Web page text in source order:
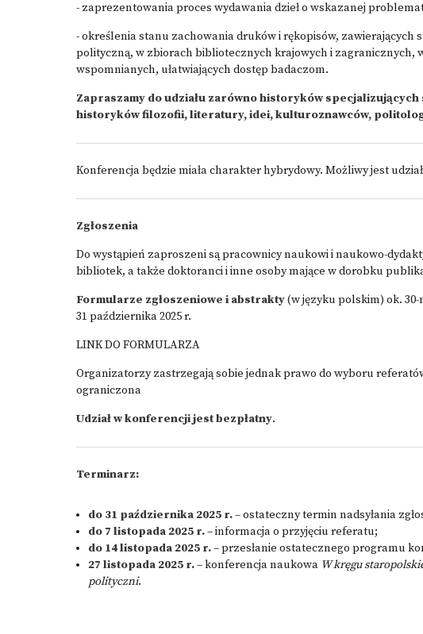
- zaprezentowania proces wydawania dzieł o wskazanej
- określenia stanu zachowania druków i rękopisów, zawierających
polityczną, w zbiorach bibliotecznych krajowych i zagranicznych,
wspomnianych, ułatwiających dostęp badaczom.
Zapraszamy do udziału zarówno historyków
historyków filozofii, literatury, idei, kulturoznawców,
Konferencja będzie miała charakter hybrydowy. Możliwy jest
Zgłoszenia
Do wystąpień zaproszeni są pracownicy naukowi i naukowo-
bibliotek, a także doktoranci i inne osoby mające w dorobku
Formularze zgłoszeniowe i abstrakty(w języku polskim) ok.
31 października 2025 r.
LINK DO FORMULARZA
Organizatorzy zastrzegają sobie jednak prawo do wyboru
ograniczona
Udział w konferencji jest bezpłatny.
Terminarz:
do 31 października 2025 r.– ostateczny termin nadsyłania
do 7 listopada 2025 r.– informacja o przyjęciu referatu;
do 14 listopada 2025 r.– przesłanie ostatecznego programu
27 listopada 2025 r.– konferencja naukowa W kręgu
polityczni.